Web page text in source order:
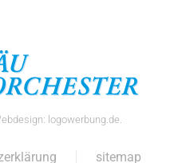
logowerbung.de.
sitemap